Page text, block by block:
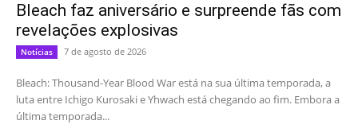
Bleach faz aniversário e surpreende fãs com
revelações explosivas
Notícias 7 de agosto de 2026
Bleach: Thousand-Year Blood War está na sua última temporada, a
luta entre Ichigo Kurosaki e Yhwach está chegando ao fim. Embora a
última temporada...